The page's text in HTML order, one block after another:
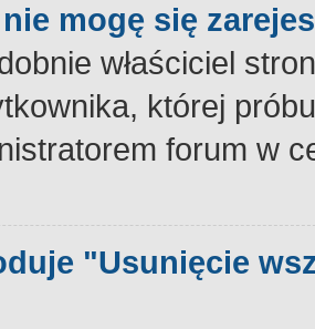
mogę się
właściciel
której
forum w
"Usunięcie